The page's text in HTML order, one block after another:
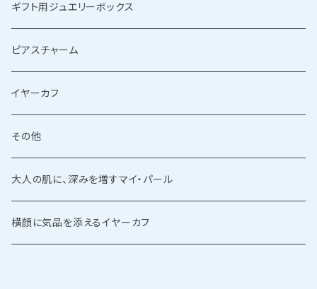
ギフト用ジュエリーボックス
ピアスチャーム
イヤーカフ
その他
大人の肌に、深みを増すマイ・パール
横顔に気品を添えるイヤーカフ